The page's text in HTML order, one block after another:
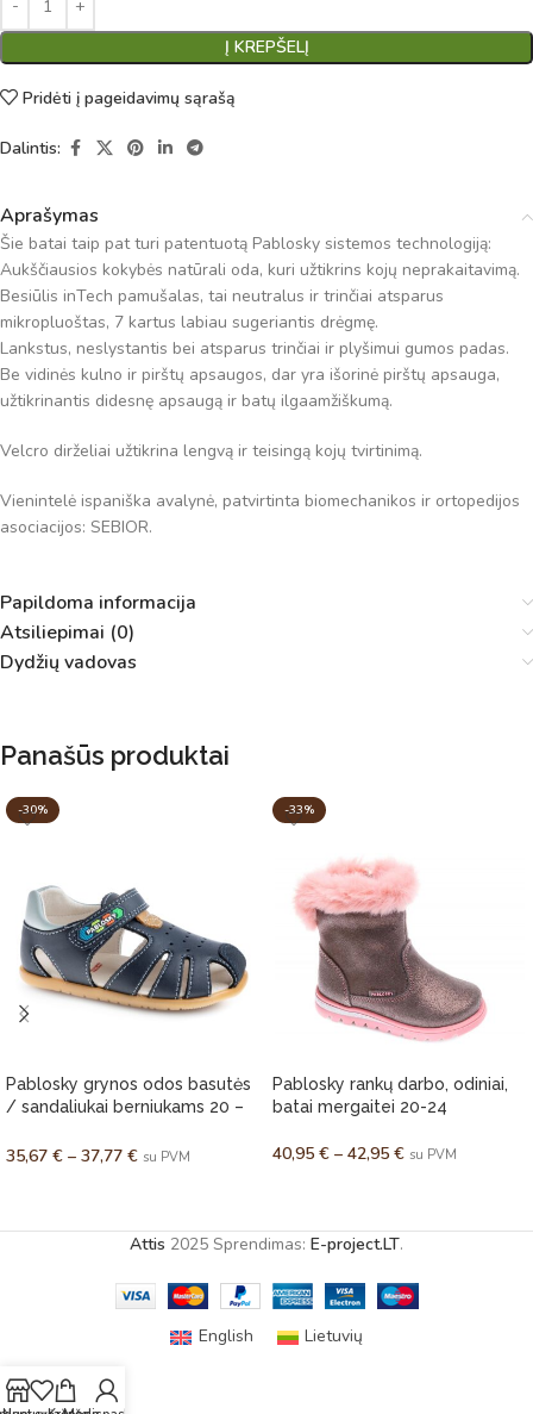
Į KREPŠELĮ
Pridėti į pageidavimų sąrašą
Dalintis:
Aprašymas
Šie batai taip pat turi patentuotą Pablosky sistemos technologiją:
Aukščiausios kokybės natūrali oda, kuri užtikrins kojų neprakaitavimą.
Besiūlis inTech pamušalas, tai neutralus ir trinčiai atsparus
mikropluoštas, 7 kartus labiau sugeriantis drėgmę.
Lankstus, neslystantis bei atsparus trinčiai ir plyšimui gumos padas.
Be vidinės kulno ir pirštų apsaugos, dar yra išorinė pirštų apsauga,
užtikrinantis didesnę apsaugą ir batų ilgaamžiškumą.
Velcro dirželiai užtikrina lengvą ir teisingą kojų tvirtinimą.
Vienintelė ispaniška avalynė, patvirtinta biomechanikos ir ortopedijos
asociacijos: SEBIOR.
Papildoma informacija
Atsiliepimai (0)
Dydžių vadovas
Panašūs produktai
-30%
Pablosky grynos odos basutės
/ sandaliukai berniukams 20 –
35,67 € – 37,77 € su PVM
-33%
Pablosky rankų darbo, odiniai,
batai mergaitei 20-24
40,95 € – 42,95 € su PVM
Attis 2025 Sprendimas: E-project.LT.
English Lietuvių